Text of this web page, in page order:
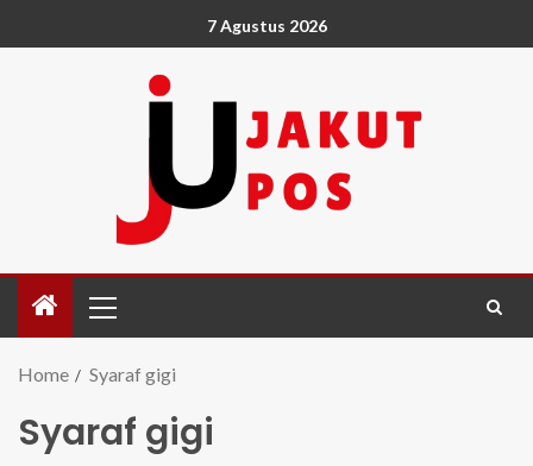
7 Agustus 2026
Home Syaraf gigi
Syaraf gigi